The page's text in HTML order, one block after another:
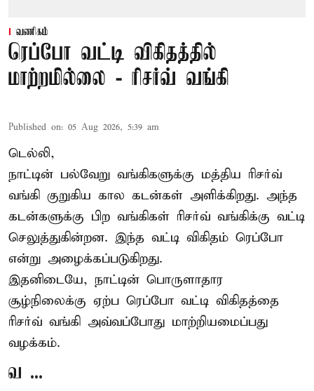
வணிகம்
ரெப்போ வட்டி விகிதத்தில்
மாற்றமில்லை - ரிசர்வ் வங்கி
Published on: 05 Aug 2026, 5:39 am
டெல்லி,
நாட்டின் பல்வேறு வங்கிகளுக்கு மத்திய ரிசர்வ்
வங்கி குறுகிய கால கடன்கள் அளிக்கிறது. அந்த
கடன்களுக்கு பிற வங்கிகள் ரிசர்வ் வங்கிக்கு வட்டி
செலுத்துகின்றன. இந்த வட்டி விகிதம் ரெப்போ
என்று அழைக்கப்படுகிறது.
இதனிடையே, நாட்டின் பொருளாதார
சூழ்நிலைக்கு ஏற்ப ரெப்போ வட்டி விகிதத்தை
ரிசர்வ் வங்கி அவ்வப்போது மாற்றியமைப்பது
வழக்கம்.
வ ...